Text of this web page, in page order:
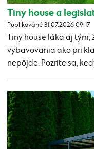
Tiny house a
Publikované 31.07.2026 09:17
Tiny house láka aj
vybavovania ako pri
nepôjde. Pozrite sa,